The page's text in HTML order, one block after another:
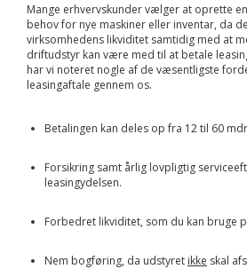
Mange erhvervskunder vælger at oprette
behov for nye maskiner eller inventar, da
virksomhedens likviditet samtidig med at
driftudstyr kan være med til at betale
har vi noteret nogle af de væsentligste
leasingaftale gennem os.
Betalingen kan deles op fra 12 til 60
Forsikring samt årlig lovpligtig
leasingydelsen.
Forbedret likviditet, som du kan bruge
Nem bogføring, da udstyret ikke skal